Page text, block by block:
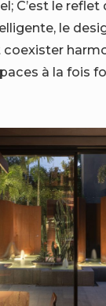
C’est le
le
coexister
à la fois